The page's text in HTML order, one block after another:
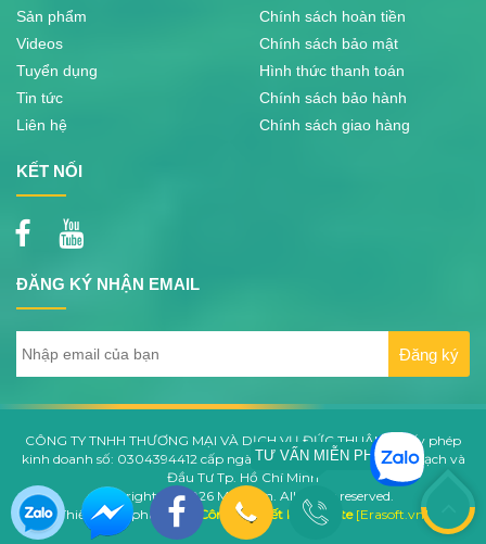
Sản phẩm
Videos
Tuyển dụng
Tin tức
Liên hệ
Chính sách hoàn tiền
Chính sách bảo mật
Hình thức thanh toán
Chính sách bảo hành
Chính sách giao hàng
KẾT NỐI
ĐĂNG KÝ NHẬN EMAIL
CÔNG TY TNHH THƯƠNG MẠI VÀ DỊCH VỤ ĐỨC THUẬN - Giấy phép
kinh doanh số: 0304394412 cấp ngày 06/06/2006 bởi Sở Kế Hoạch và
Đầu Tư Tp. Hồ Chí Minh
Copyrights © 2026 Minro.vn. All rights reserved.
Thiết kế và phát triển
Công ty thiết kế website [Erasoft.vn]
TƯ VẤN MIỄN PHÍ